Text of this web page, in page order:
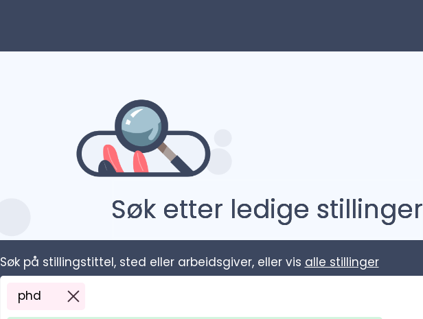
Søk etter ledige stillinger
Søk på stillingstittel, sted eller arbeidsgiver, eller vis alle stillinger
phd
fjerne phd